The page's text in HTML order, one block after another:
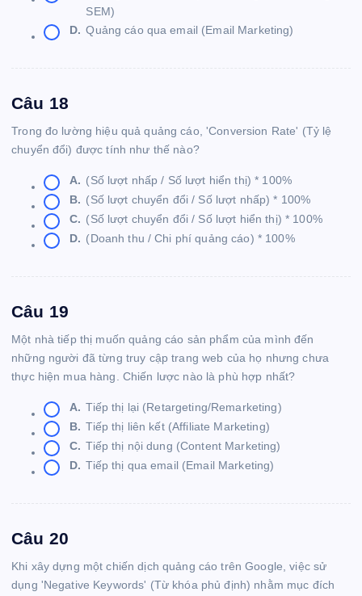
SEM)
D. Quảng cáo qua email (Email Marketing)
Câu 18
Trong đo lường hiệu quả quảng cáo, 'Conversion Rate' (Tỷ lệ
chuyển đổi) được tính như thế nào?
A. (Số lượt nhấp / Số lượt hiển thị) * 100%
B. (Số lượt chuyển đổi / Số lượt nhấp) * 100%
C. (Số lượt chuyển đổi / Số lượt hiển thị) * 100%
D. (Doanh thu / Chi phí quảng cáo) * 100%
Câu 19
Một nhà tiếp thị muốn quảng cáo sản phẩm của mình đến
những người đã từng truy cập trang web của họ nhưng chưa
thực hiện mua hàng. Chiến lược nào là phù hợp nhất?
A. Tiếp thị lại (Retargeting/Remarketing)
B. Tiếp thị liên kết (Affiliate Marketing)
C. Tiếp thị nội dung (Content Marketing)
D. Tiếp thị qua email (Email Marketing)
Câu 20
Khi xây dựng một chiến dịch quảng cáo trên Google, việc sử
dụng 'Negative Keywords' (Từ khóa phủ định) nhằm mục đích